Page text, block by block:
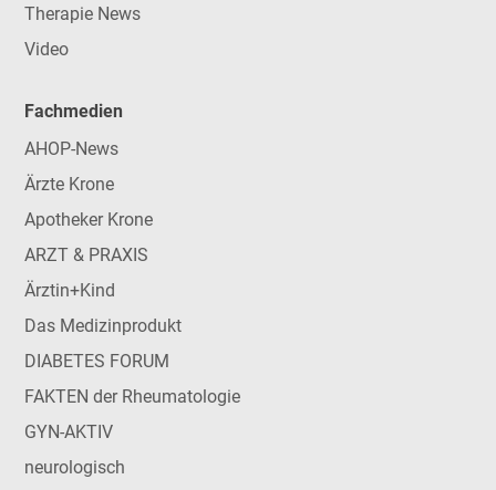
Therapie News
Video
Fachmedien
AHOP-News
Ärzte Krone
Apotheker Krone
ARZT & PRAXIS
Ärztin+Kind
Das Medizinprodukt
DIABETES FORUM
FAKTEN der Rheumatologie
GYN-AKTIV
neurologisch